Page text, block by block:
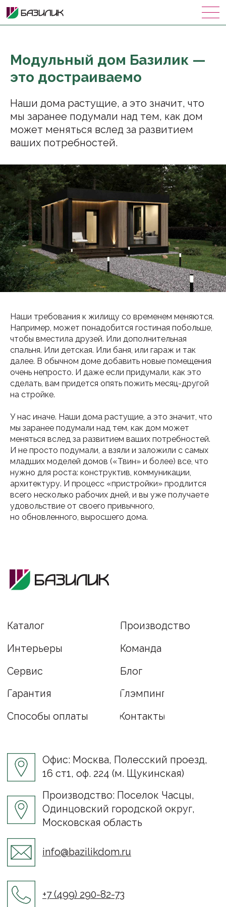
Модульный дом Базилик —
это достраиваемо
Наши дома растущие, а это значит, что
мы заранее подумали над тем, как дом
может меняться вслед за развитием
ваших потребностей.
Наши требования к жилищу со временем меняются.
Например, может понадобится гостиная побольше,
чтобы вместила друзей. Или дополнительная
спальня. Или детская. Или баня, или гараж и так
далее. В обычном доме добавить новые помещения
очень непросто. И даже если придумали, как это
сделать, вам придется опять пожить месяц-другой
на стройке.
У нас иначе. Наши дома растущие, а это значит, что
мы заранее подумали над тем, как дом может
меняться вслед за развитием ваших потребностей.
И не просто подумали, а взяли и заложили с самых
младших моделей домов («Твин» и более) все, что
нужно для роста: конструктив, коммуникации,
архитектуру. И процесс «пристройки» продлится
всего несколько рабочих дней, и вы уже получаете
удовольствие от своего привычного,
но обновленного, выросшего дома.
Каталог
Контакты
Глэмпинг
Способы оплаты
Интерьеры
Сервис
Гарантия
Производство
Команда
© ООО «Базилик», 2022–2024
Политика конфиденциальности
Документы
Одинцовский городской округ,
Московская область
@modulnye_doma